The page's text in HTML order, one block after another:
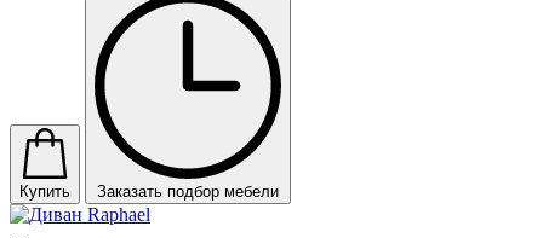
Купить Заказать подбор мебели